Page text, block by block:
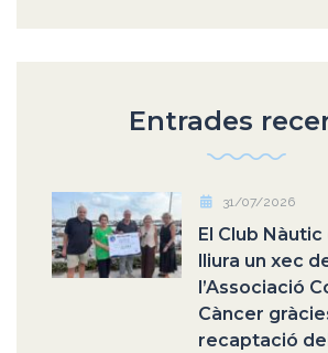
Entrades
31/07/2026
El Club
lliura un xec
l’Associació
Càncer
recaptació